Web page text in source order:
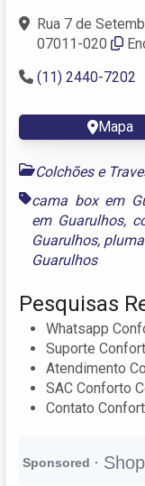
Rua 7 de
07011-020
(11) 2440-7202
Mapa
Colchões e
cama box em
em Guarulhos,
Guarulhos,
Guarulhos
Pesquisas
Whatsapp
Suporte
Atendimento
SAC Conforto
Contato